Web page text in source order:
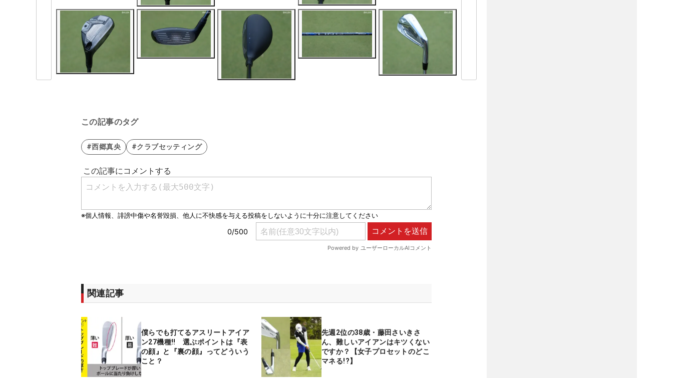
この記事のタグ
#西郷真央 #クラブセッティング
関連記事
僕らでも打てるアスリートアイア
ン27機種‼ 選ぶポイントは『表
の顔』と『裏の顔』ってどういう
こと？
先週2位の38歳・藤田さいきさ
ん、難しいアイアンはキツくない
ですか？【女子プロセットのどこ
マネる!?】